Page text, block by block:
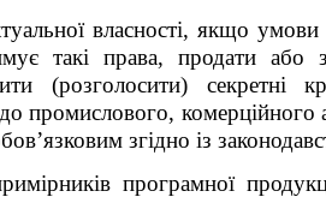
власності, якщо
такі права, продати або
(розголосити)
промислового,
згідно із
програмної